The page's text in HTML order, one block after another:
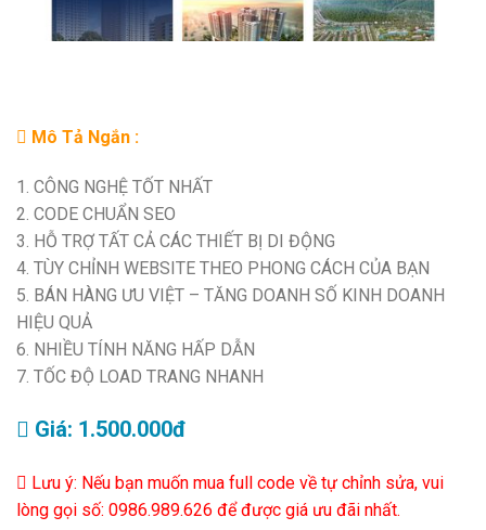
Mô Tả Ngắn :
1. CÔNG NGHỆ TỐT NHẤT
2. CODE CHUẨN SEO
3. HỖ TRỢ TẤT CẢ CÁC THIẾT BỊ DI ĐỘNG
4. TÙY CHỈNH WEBSITE THEO PHONG CÁCH CỦA BẠN
5. BÁN HÀNG ƯU VIỆT – TĂNG DOANH SỐ KINH DOANH
HIỆU QUẢ
6. NHIỀU TÍNH NĂNG HẤP DẪN
7. TỐC ĐỘ LOAD TRANG NHANH
Giá: 1.500.000đ
Lưu ý: Nếu bạn muốn mua full code về tự chỉnh sửa, vui
lòng gọi số: 0986.989.626 để được giá ưu đãi nhất.